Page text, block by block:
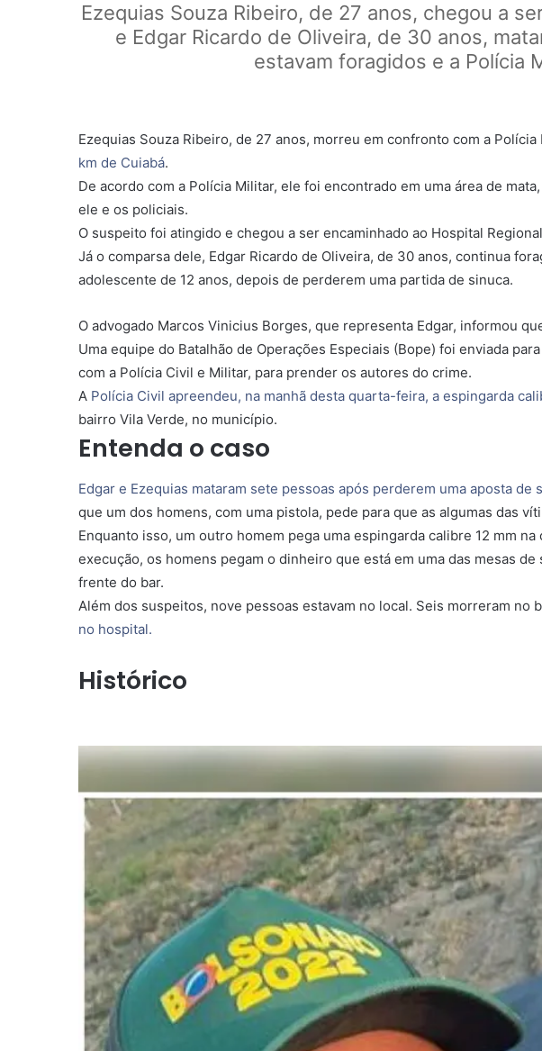
Ezequias Souza Ribeiro, de 27 anos, chegou a
e Edgar Ricardo de Oliveira, de 30 anos,
estavam foragidos e a Polícia
Ezequias Souza Ribeiro, de 27 anos, morreu em confronto com a
km de Cuiabá.
De acordo com a Polícia Militar, ele foi encontrado em uma área de
ele e os policiais.
O suspeito foi atingido e chegou a ser encaminhado ao Hospital
Já o comparsa dele, Edgar Ricardo de Oliveira, de 30 anos, continua
adolescente de 12 anos, depois de perderem uma partida de sinuca.
O advogado Marcos Vinicius Borges, que representa Edgar, informou
Uma equipe do Batalhão de Operações Especiais (Bope) foi enviada
com a Polícia Civil e Militar, para prender os autores do crime.
A Polícia Civil apreendeu, na manhã desta quarta-feira, a espingarda
bairro Vila Verde, no município.
Entenda o caso
Edgar e Ezequias mataram sete pessoas após perderem uma aposta de
que um dos homens, com uma pistola, pede para que as algumas das
Enquanto isso, um outro homem pega uma espingarda calibre 12 mm
execução, os homens pegam o dinheiro que está em uma das mesas
frente do bar.
Além dos suspeitos, nove pessoas estavam no local. Seis morreram no
no hospital.
Histórico